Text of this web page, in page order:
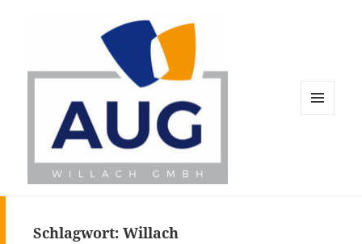
Schlagwort:Willach